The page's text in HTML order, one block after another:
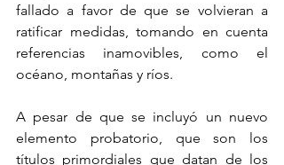
fallado a favor de que se volvieran a
ratificar medidas, tomando en cuenta
referencias inamovibles, como el
océano, montañas y ríos.
A pesar de que se incluyó un nuevo
elemento probatorio, que son los
títulos primordiales que datan de los